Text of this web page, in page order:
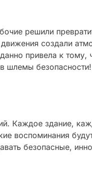
решили
создали
привела к тому,
шлемы
Каждое здание,
воспоминания
безопасные,